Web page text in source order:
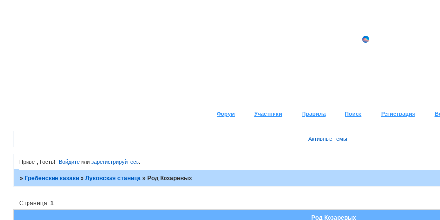
Форум Участники Правила Поиск Регистрация
Активные темы
Привет, Гость! Войдите илизарегистрируйтесь
» Гребенские казаки » Луковская станица » Род Козаревых
Род Козаревых
Страница: 1